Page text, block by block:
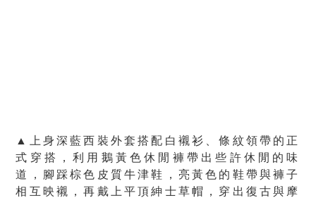
▲上身深藍西裝外套搭配白襯衫、條紋領帶的正
式穿搭，利用鵝黃色休閒褲帶出些許休閒的味
道，腳踩棕色皮質牛津鞋，亮黃色的鞋帶與褲子
相互映襯，再戴上平頂紳士草帽，穿出復古與摩